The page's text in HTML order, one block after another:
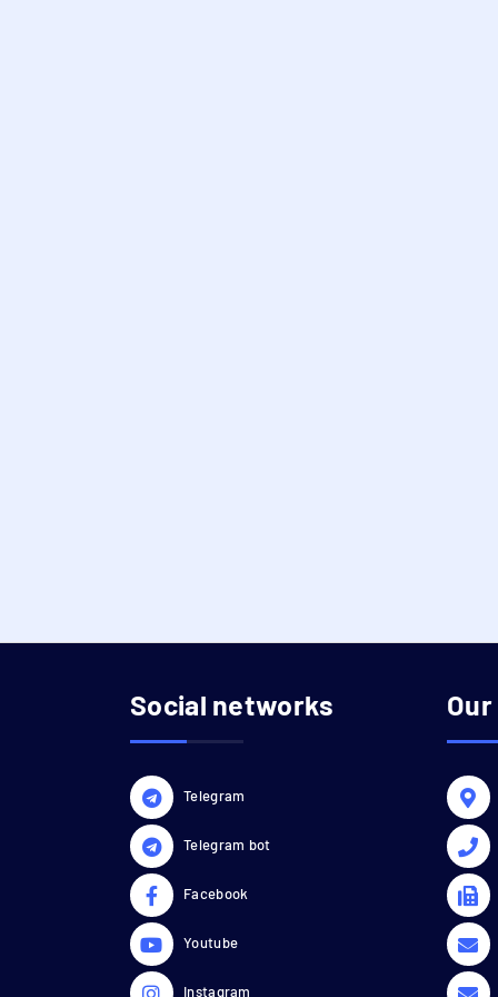
Social networks
Telegram
Telegram bot
Facebook
Youtube
Instagram